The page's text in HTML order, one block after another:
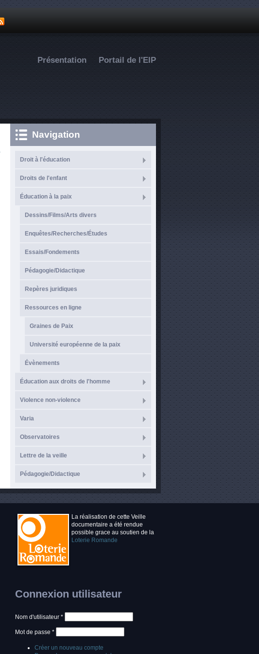
Présentation Portail de l'EIP
Navigation
Droit à l'éducation
Droits de l'enfant
Éducation à la paix
Dessins/Films/Arts divers
Enquêtes/Recherches/Études
Essais/Fondements
Pédagogie/Didactique
Repères juridiques
Ressources en ligne
Graines de Paix
Université européenne de la paix
Évènements
Éducation aux droits de l'homme
Violence non-violence
Varia
Observatoires
Lettre de la veille
Pédagogie/Didactique
La réalisation de cette Veille
documentaire a été rendue
possible grace au soutien de la
Loterie Romande
Connexion utilisateur
Nom d'utilisateur *
Mot de passe *
Créer un nouveau compte